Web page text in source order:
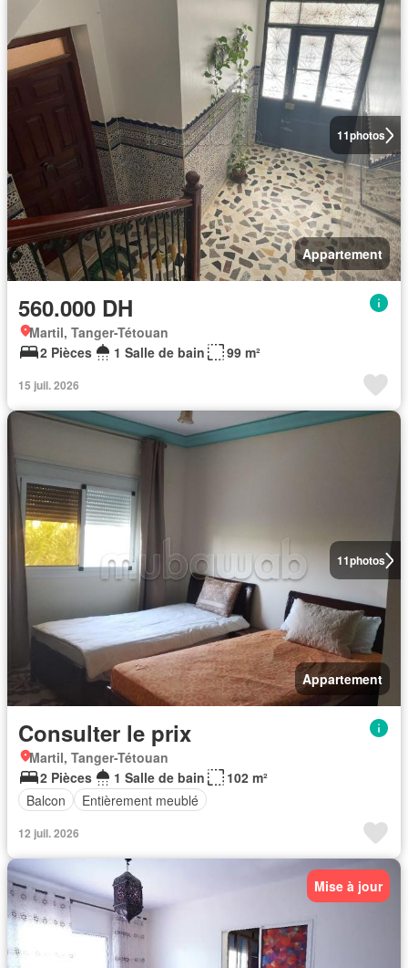
11photos
Appartement
560.000 DH
Martil, Tanger-Tétouan
2 Pièces
1 Salle de bain 99 m²
15 juil. 2026
11photos
Appartement
Consulter le prix
Martil, Tanger-Tétouan
2 Pièces
1 Salle de bain
102 m²
Balcon
Entièrement meublé
12 juil. 2026
Mise à jour